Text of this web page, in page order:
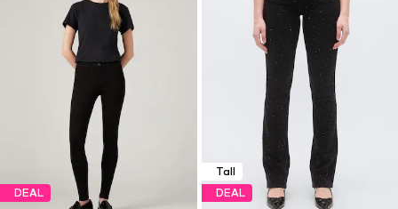
DEAL
Tall
DEAL